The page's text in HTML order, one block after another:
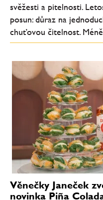
svěžesti a pitelnosti.
posun: důraz na
chuťovou čitelnost.
Věnečky Janeček
novinka Piña